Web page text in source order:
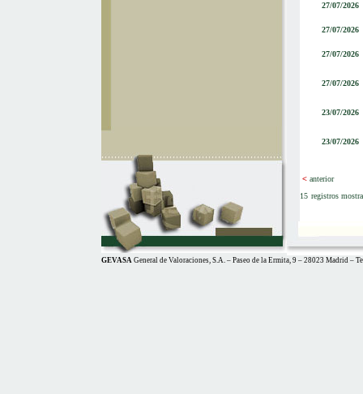
27/07/2026
27/07/2026
27/07/2026
27/07/2026
23/07/2026
23/07/2026
< anterior
15 registros
GEVASAGeneral de Valoraciones, S.A. – Paseo de la Ermita, 9 – 28023 Madrid –